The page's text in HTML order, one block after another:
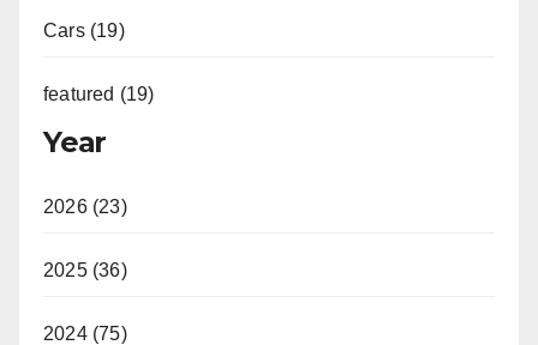
Cars (19)
featured (19)
Year
2026 (23)
2025 (36)
2024 (75)